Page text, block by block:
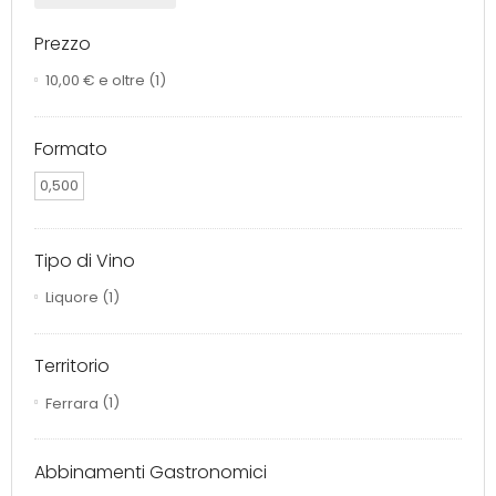
Prezzo
10,00 € e oltre (1)
Formato
0,500
Tipo di Vino
Liquore (1)
Territorio
Ferrara (1)
Abbinamenti Gastronomici